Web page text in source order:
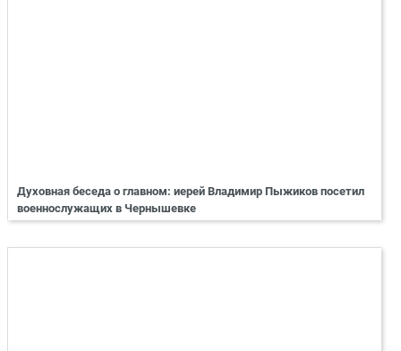
Духовная беседа о главном: иерей Владимир Пыжиков посетил
военнослужащих в Чернышевке